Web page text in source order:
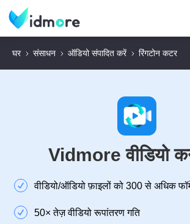
घर संसाधन ऑडियो संपादित करें रिंगटोन कटर
Vidmore वीडियो
वीडियो/ऑडियो फ़ाइलों को 300 से अधिक
50× तेज़ वीडियो रूपांतरण गति